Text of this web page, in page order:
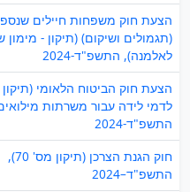
הצעת חוק משפחות חיילים
(תגמולים ושיקום) (תיקון - מימון
לאלמנה), התשפ"ד-2024
הצעת חוק הביטוח הלאומי
לדמי לידה עבור משרתות
התשפ"ד-2024
חוק הגנת הצרכן (תיקון מס' 70),
התשפ"ד–2024